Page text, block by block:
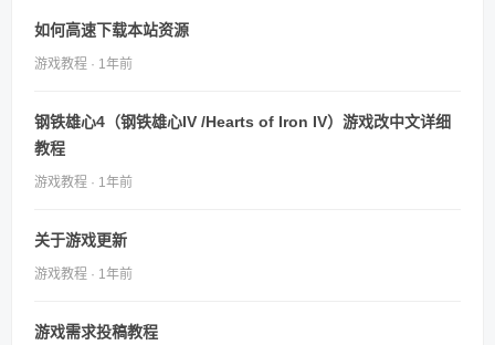
如何高速下载本站资源
游戏教程 · 1年前
钢铁雄心4（钢铁雄心IV /Hearts of Iron IV）游戏改中文详细
教程
游戏教程 · 1年前
关于游戏更新
游戏教程 · 1年前
游戏需求投稿教程